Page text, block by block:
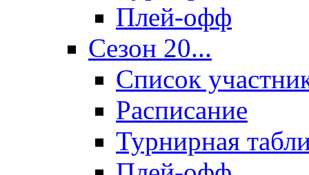
Плей-офф
Сезон 20...
Список
Расписание
Турнирная